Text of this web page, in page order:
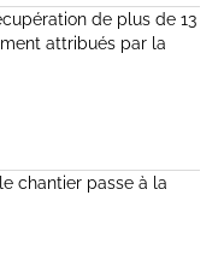
de plus de 13
attribués par la
chantier passe à la